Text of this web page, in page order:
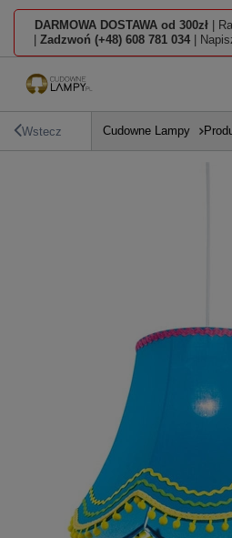
DARMOWA DOSTAWA od 300zł |
Zadzwoń (+48) 608 781 034 |
Wstecz Cudowne Lampy